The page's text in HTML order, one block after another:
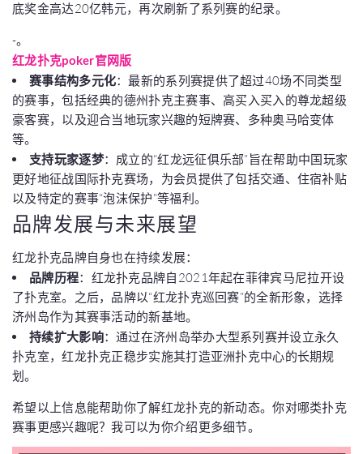
底奖金高达20亿韩元，再次刷新了系列赛的纪录。
-。
红龙扑克poker官网版
赛事结构多元化：最新的系列赛提供了超过40场不同类型
的赛事，包括经典的德州扑克主赛事、高买入买入的尊龙超级
豪客赛，以及迎合当地玩家兴趣的短牌赛、多种奥马哈变体
等。
支持玩家逐梦：成立的“红龙远征俱乐部”旨在帮助中国玩家
更好地征战国际扑克赛场，为会员提供了包括交通、住宿补贴
以及特定的赛事“泡沫保护”等福利。
品牌发展与未来展望
红龙扑克品牌自身也在持续发展：
品牌历程：红龙扑克品牌自2021年起在菲律宾马尼拉开设
了扑克室。之后，品牌以“红龙扑克巡回赛”的全新形象，选择
济州岛作为其赛事活动的新基地。
持续扩大影响：通过在济州岛举办大型系列赛并设立永久
扑克室，红龙扑克正稳步实施其打造亚洲扑克中心的长期规
划。
希望以上信息能帮助你了解红龙扑克的新动态。你对哪类扑克
赛事更感兴趣呢？我可以为你介绍更多细节。